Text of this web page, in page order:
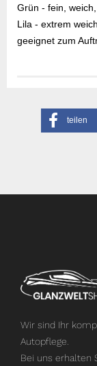
Grün - fein,
Lila - extrem
geeignet zum
teilen
Wir sind Ihr
Autopflege.
Bei uns erhalten